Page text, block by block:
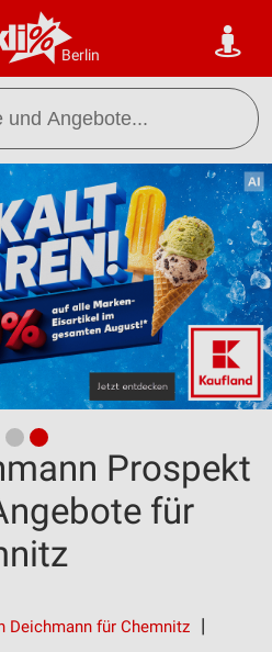
Berlin
Prospekt
für
Deichmann für Chemnitz